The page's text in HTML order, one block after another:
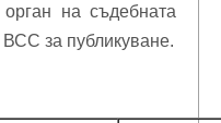
на съдебната
за публикуване.